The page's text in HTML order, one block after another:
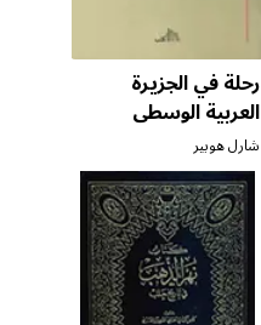
رحلة في الجزيرة
العربية الوسطى
شارل هوبير